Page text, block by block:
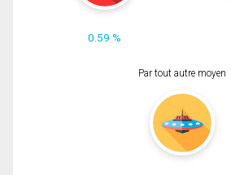
0.59 %
Par tout autre moyen